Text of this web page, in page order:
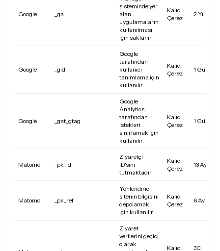
Google _ga
sisteminde yer
alan
uygulamaların
kullanılması
için saklanır.
Kalıcı
Çerez
2 Yıl
Google _gid
Google
tarafından
kullanıcı
tanımlama için
kullanılır.
Kalıcı
Çerez
1 Gün
Google _gat_gtag
Google
Analytics
tarafından
istekleri
sınırlamak için
kullanılır.
Kalıcı
Çerez
1 Gün
Matomo _pk_id
Ziyaretçi
ID'sini
tutmaktadır
Kalıcı
Çerez
13 Ay
Matomo _pk_ref
Yönlendirici
sitenin bilgisini
depolamak
için kullanılır
Kalıcı
Çerez
6 Ay
Ziyaret
verilerini geçici
olarak
Kalıcı
30